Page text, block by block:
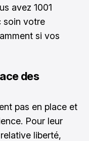
avez 1001
soin votre
si vos
des
pas en place et
Pour leur
liberté,